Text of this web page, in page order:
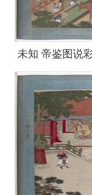
未知 帝鉴图说